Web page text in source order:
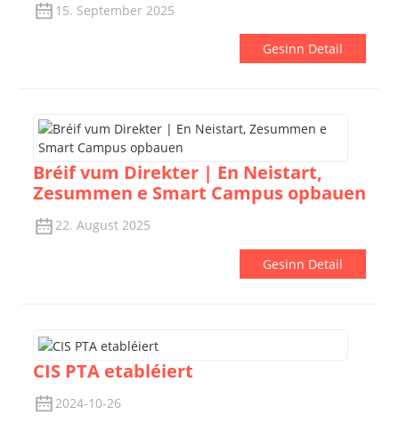
15. September 2025
Gesinn Detail
Bréif vum Direkter | En Neistart,
Zesummen e Smart Campus opbauen
22. August 2025
Gesinn Detail
CIS PTA etabléiert
2024-10-26